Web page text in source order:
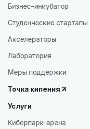
Бизнес–инкубатор
Студенческие стартапы
Акселераторы
Лаборатория
Меры поддержки
Точка кипения
Услуги
Киберпарк-арена